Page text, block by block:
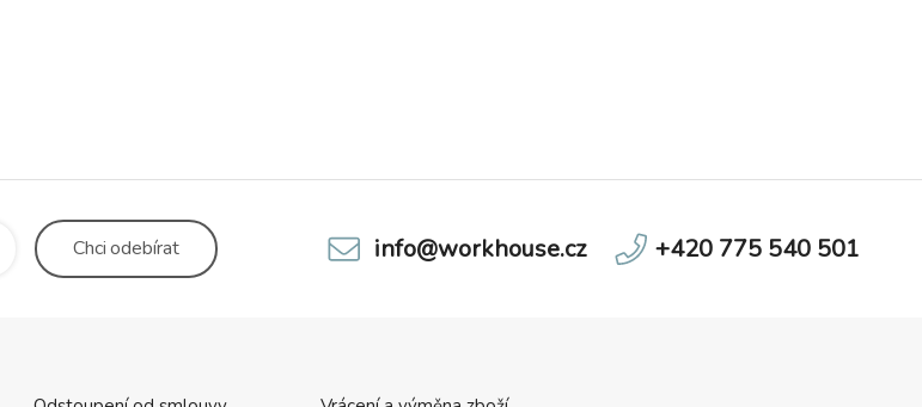
Chciodebírat info@workhouse.cz +420 775 540 501